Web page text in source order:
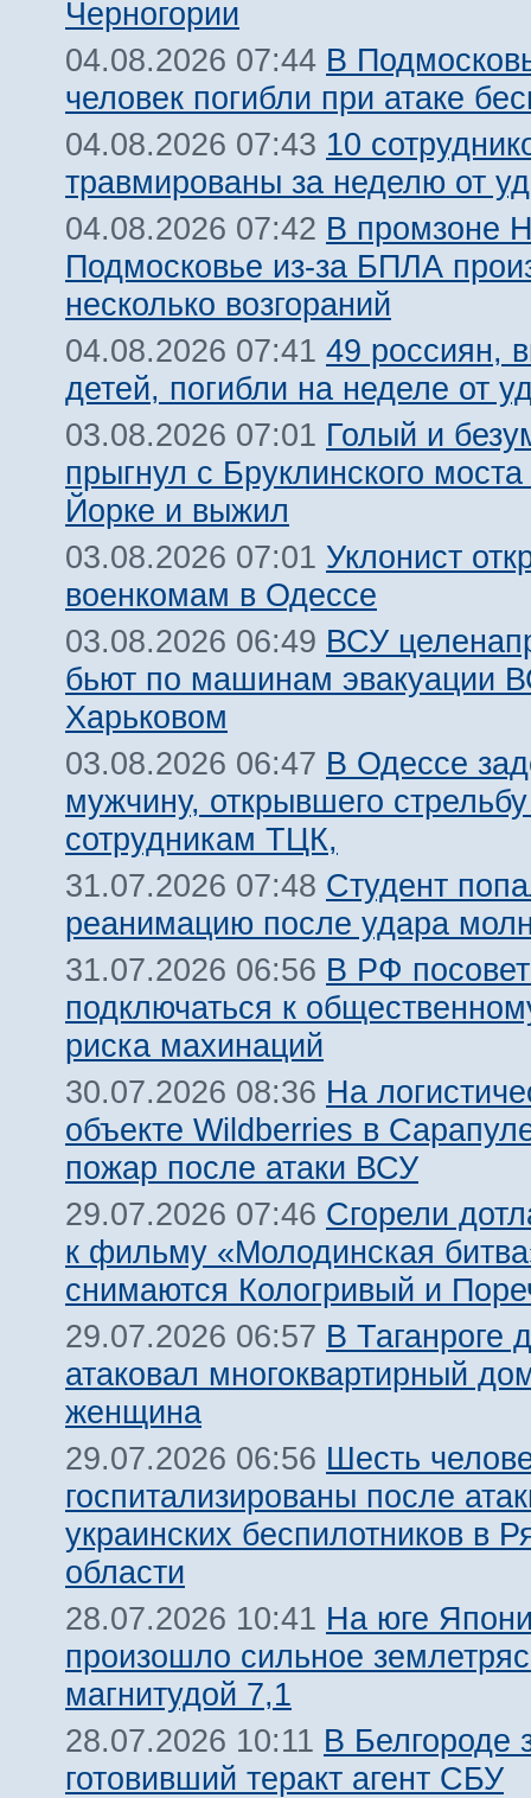
Черногории
04.08.2026 07:44 В
человек погибли при атаке
04.08.2026 07:43 10
травмированы за неделю от
04.08.2026 07:42 В промзоне
Подмосковье из-за БПЛА
несколько возгораний
04.08.2026 07:41 49 россиян,
детей, погибли на неделе от
03.08.2026 07:01 Голый и
прыгнул с Бруклинского
Йорке и выжил
03.08.2026 07:01 Уклонист
военкомам в Одессе
03.08.2026 06:49 ВСУ
бьют по машинам эвакуации
Харьковом
03.08.2026 06:47 В Одессе
мужчину, открывшего
сотрудникам ТЦК,
31.07.2026 07:48 Студент
реанимацию после удара
31.07.2026 06:56 В РФ
подключаться к
риска махинаций
30.07.2026 08:36 На
объекте Wildberries в
пожар после атаки ВСУ
29.07.2026 07:46 Сгорели
к фильму «Молодинская
снимаются Кологривый и
29.07.2026 06:57 В Таганроге
атаковал многоквартирный
женщина
29.07.2026 06:56 Шесть
госпитализированы после
украинских беспилотников в
области
28.07.2026 10:41 На юге
произошло сильное
магнитудой 7,1
28.07.2026 10:11 В Белгороде
готовивший теракт агент СБУ